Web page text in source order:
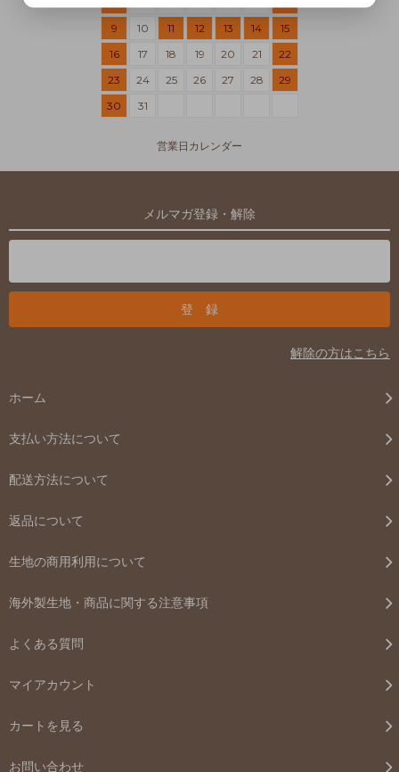
9
10 11 12 13 14
15
16
17 18 19 20 21
22
23
24 25 26 27 28
29
30
31
営業日カレンダー
メルマガ登録・解除
解除の方はこちら
ホーム
支払い方法について
配送方法について
返品について
生地の商用利用について
海外製生地・商品に関する注意事項
よくある質問
マイアカウント
カートを見る
お問い合わせ